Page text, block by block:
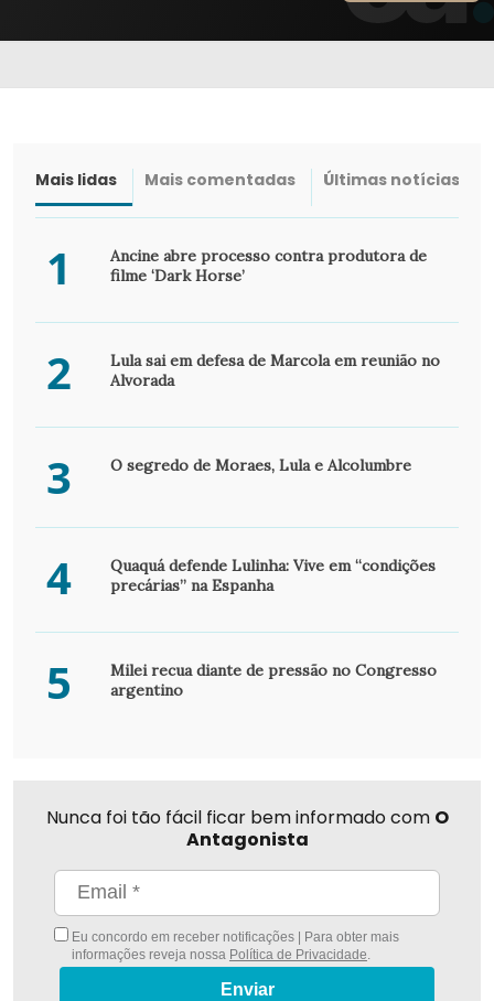
Mais lidas Mais comentadas Últimas notícias
1
Ancine abre processo contra produtora de
filme ‘Dark Horse’
2
Lula sai em defesa de Marcola em reunião no
Alvorada
3 O segredo de Moraes, Lula e Alcolumbre
4
Quaquá defende Lulinha: Vive em “condições
precárias” na Espanha
5
Milei recua diante de pressão no Congresso
argentino
Nunca foi tão fácil ficar bem informado com O
Antagonista
Eu concordo em receber notificações | Para obter mais
informações reveja nossa Política de Privacidade
Enviar